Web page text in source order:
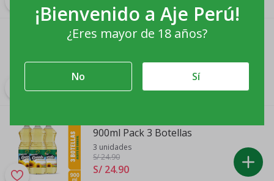
Café Gourmet D'Gussto 7 gr x 3 un
900ml Pack 3 Botellas
3 unidades
S/ 24.90
S/ 24.90
¡Bienvenido a Aje Perú!
¿Eres mayor de 18 años?
No Sí